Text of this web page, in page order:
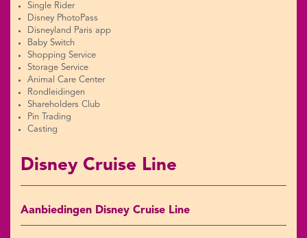
Single Rider
Disney PhotoPass
Disneyland Paris app
Baby Switch
Shopping Service
Storage Service
Animal Care Center
Rondleidingen
Shareholders Club
Pin Trading
Casting
Disney Cruise Line
Aanbiedingen Disney Cruise Line